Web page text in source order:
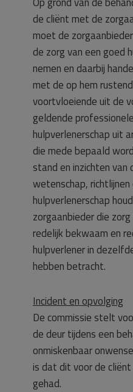
de cliënt met de
moet de
de zorg van een goed
nemen en daarbij
met de op hem
voortvloeiende uit de
geldende
hulpverlenerschap uit
die mede bepaald
stand en inzichten van
wetenschap,
hulpverlenerschap
zorgaanbieder die
redelijk bekwaam en
hulpverlener in
hebben betracht.
Incident en opvolging
De commissie stelt
de deur tijdens een
onmiskenbaar
is dat dit voor de
gehad.